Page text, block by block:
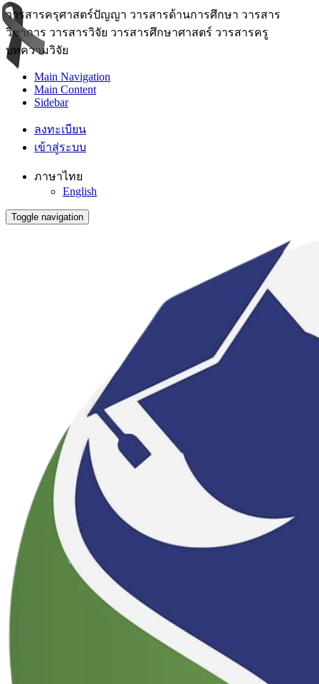
วารสารครุศาสตร์ปัญญา วารสารด้านการศึกษา วารสาร
วิชาการ วารสารวิจัย วารสารศึกษาศาสตร์ วารสารครู
บทความวิจัย
Main Navigation
Main Content
Sidebar
ลงทะเบียน
เข้าสู่ระบบ
ภาษาไทย
English
Toggle navigation